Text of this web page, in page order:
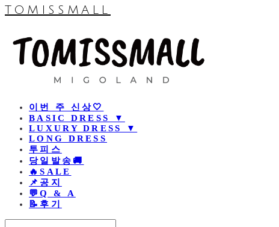
TOMISSMALL
이번 주 신상🤍
BASIC DRESS ▼
LUXURY DRESS ▼
LONG DRESS
투피스
당일발송🚚
🔥SALE
📌공지
💬Q & A
📝후기